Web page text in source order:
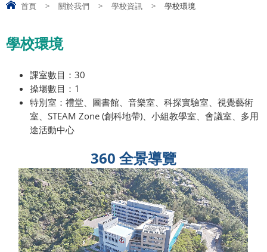
首頁 > 關於我們 > 學校資訊 > 學校環境
學校環境
課室數目：30
操場數目：1
特別室：禮堂、圖書館、音樂室、科探實驗室、視覺藝術
室、STEAM Zone (創科地帶)、小組教學室、會議室、多用
途活動中心
360 全景導覽